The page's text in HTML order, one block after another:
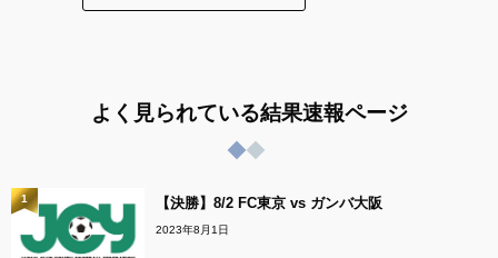
よく見られている結果速報ページ
【決勝】8/2 FC東京 vs ガンバ大阪
2023年8月1日
1